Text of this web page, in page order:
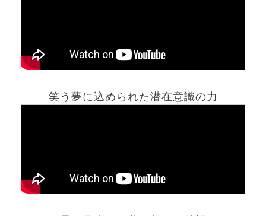
笑う夢に込められた潜在意識の力